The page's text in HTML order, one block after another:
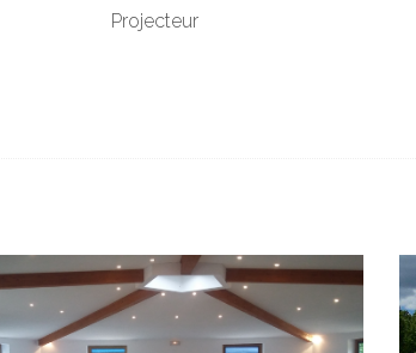
Projecteur